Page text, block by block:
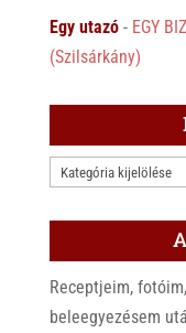
Egy utazó- EGY
(Szilsárkány)
KATEGÓRIÁK
Receptjeim,
beleegyezésem